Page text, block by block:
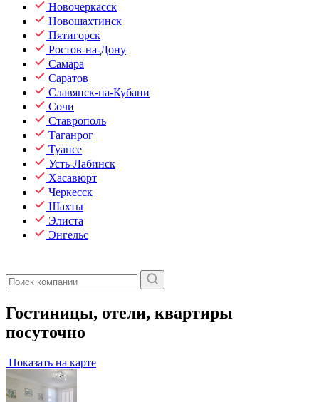
Новочеркасск
Новошахтинск
Пятигорск
Ростов-на-Дону
Самара
Саратов
Славянск-на-Кубани
Сочи
Ставрополь
Таганрог
Туапсе
Усть-Лабинск
Хасавюрт
Черкесск
Шахты
Элиста
Энгельс
Гостиницы, отели, квартиры
посуточно
Показать на карте